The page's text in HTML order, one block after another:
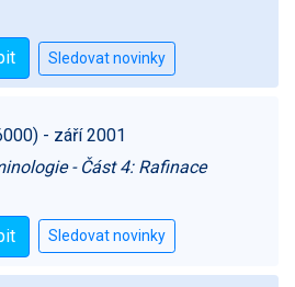
- září 2001
- Část 4: Rafinace